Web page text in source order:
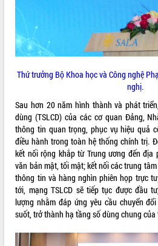
Lễ truy tặng danh hiệu “Bà Mẹ Việt
Nam Anh hùng” và trao Huân chương
Lao động
UBND tỉnh Đắk Lắk triển khai nhiệm
Kỳ họp thứ Hai, Hội đồng nhân dân
quan trọng
Bí thư Tỉnh ủy Lương Nguyễn Minh
Triết thăm, tặng quà người có công với
cách mạng
Rà soát, hoàn thiện hệ thống thiết chế
văn hóa, thể thao đáp ứng yêu cầu
phát triển mới
Thường trực HĐND tỉnh Đắk Lắk gặp
mặt Đoàn chuyên gia y tế TP. Hồ Chí
Minh
Lễ truy điệu và an táng hài cốt liệt sĩ
ALBUM ẢNH
LIÊN KẾT WEB
Thứ trưởng Bộ Khoa học và Công nghệ
nghị.
Sau hơn 20 năm hình thành và phát
dùng (TSLCD) của các cơ quan Đảng,
thông tin quan trọng, phục vụ hiệu quả
điều hành trong toàn hệ thống chính trị.
kết nối rộng khắp từ Trung ương đến địa
văn bản mật, tối mật; kết nối các trung
thông tin và hàng nghìn phiên họp trực
tới, mạng TSLCD sẽ tiếp tục được đầu
lượng nhằm đáp ứng yêu cầu chuyển
suốt, trở thành hạ tầng số dùng chung